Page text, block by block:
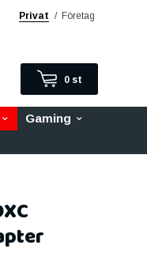
Privat / Företag
0 st
Gaming